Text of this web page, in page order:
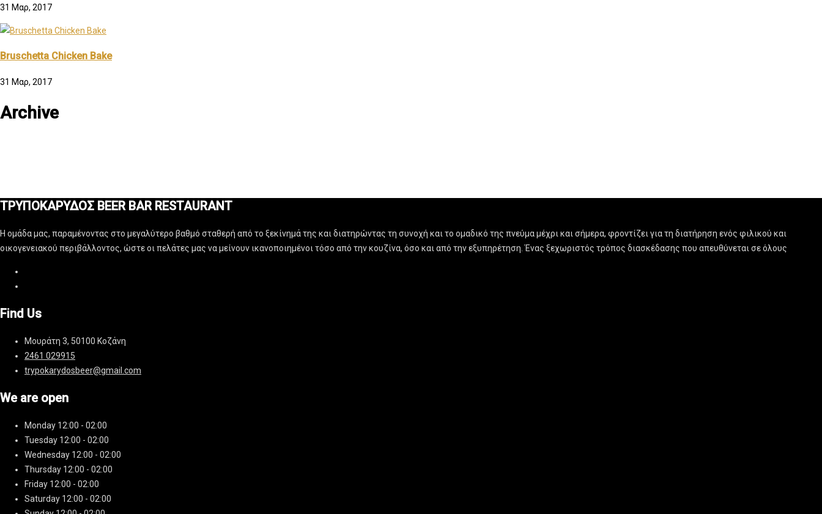
31 Μαρ, 2017
Bruschetta Chicken Bake
31 Μαρ, 2017
Archive
ΤΡΥΠΟΚΑΡΥΔΟΣ BEER BAR RESTAURANT
Η ομάδα μας, παραμένοντας στο μεγαλύτερο βαθμό σταθερή από το ξεκίνημά της και διατηρώντας τη συνοχή και το ομαδικό της πνεύμα μέχρι και σήμερα, φροντίζει για τη διατήρηση ενός φιλικού και
οικογενειακού περιβάλλοντος, ώστε οι πελάτες μας να μείνουν ικανοποιημένοι τόσο από την κουζίνα, όσο και από την εξυπηρέτηση. Ένας ξεχωριστός τρόπος διασκέδασης που απευθύνεται σε όλους
Find Us
Μουράτη 3, 50100 Κοζάνη
2461 029915
trypokarydosbeer@gmail.com
We are open
Monday 12:00 - 02:00
Tuesday 12:00 - 02:00
Wednesday 12:00 - 02:00
Thursday 12:00 - 02:00
Friday 12:00 - 02:00
Saturday 12:00 - 02:00